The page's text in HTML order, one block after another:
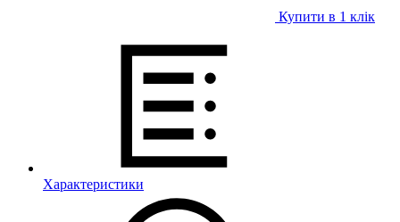
Купити в 1 клiк
Характеристики